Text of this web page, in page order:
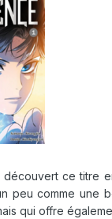
ce titre
peu comme une
qui offre